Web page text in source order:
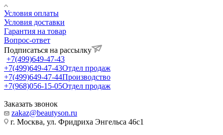
Условия оплаты
Условия доставки
Гарантия на товар
Вопрос-ответ
Подписаться на рассылку
+7(499)649-47-43
+7(499)649-47-43Отдел продаж
+7(499)649-47-44Производство
+7(968)056-15-05Отдел продаж
Заказать звонок
zakaz@beautyson.ru
г. Москва, ул. Фридриха Энгельса 46с1